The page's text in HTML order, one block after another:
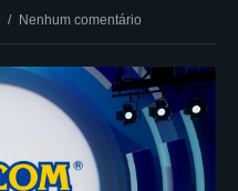
Nenhum comentário